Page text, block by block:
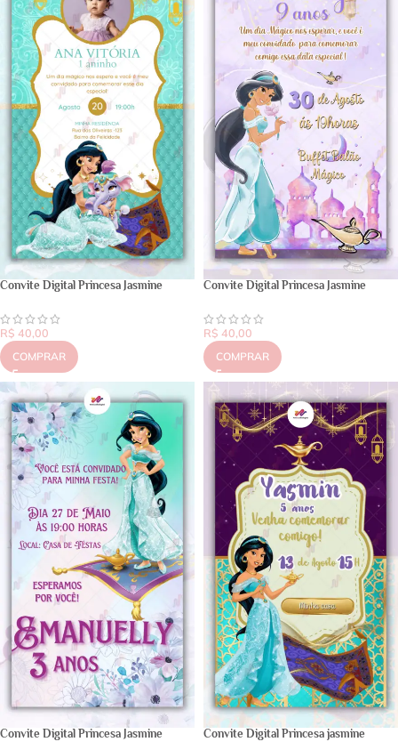
Convite Digital Princesa Jasmine
R$ 40,00
COMPRAR
Convite Digital Princesa Jasmine
R$ 40,00
COMPRAR
Convite Digital Princesa Jasmine Convite Digital Princesa jasmine